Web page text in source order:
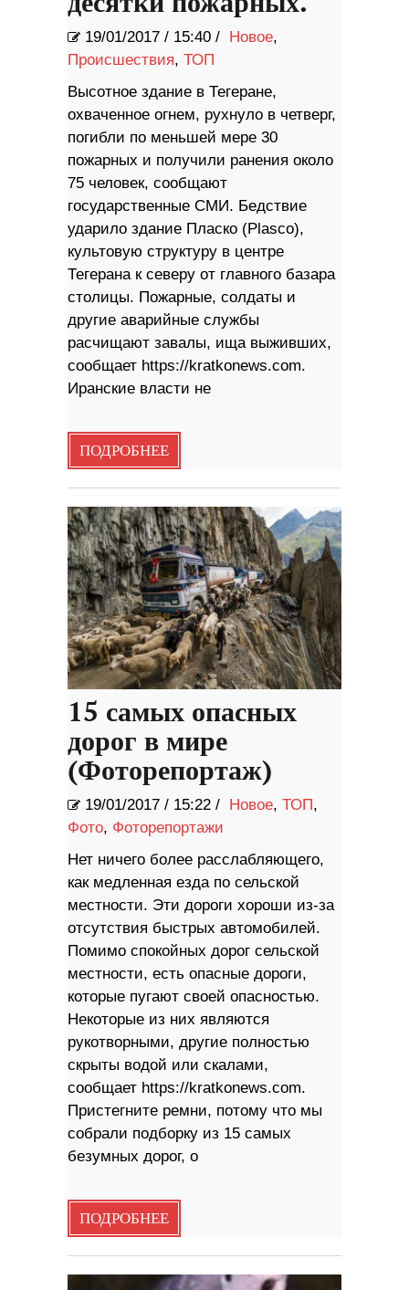
19/01/2017 / 15:40 / Новое,
Происшествия, ТОП
Высотное здание в Тегеране,
охваченное огнем, рухнуло в четверг,
погибли по меньшей мере 30
пожарных и получили ранения около
75 человек, сообщают
государственные СМИ. Бедствие
ударило здание Пласко (Plasco),
культовую структуру в центре
Тегерана к северу от главного базара
столицы. Пожарные, солдаты и
другие аварийные службы
расчищают завалы, ища выживших,
сообщает https://kratkonews.com.
Иранские власти не
ПОДРОБНЕЕ
15 самых опасных
дорог в мире
(Фоторепортаж)
19/01/2017 / 15:22 / Новое, ТОП,
Фото, Фоторепортажи
Нет ничего более расслабляющего,
как медленная езда по сельской
местности. Эти дороги хороши из-за
отсутствия быстрых автомобилей.
Помимо спокойных дорог сельской
местности, есть опасные дороги,
которые пугают своей опасностью.
Некоторые из них являются
рукотворными, другие полностью
скрыты водой или скалами,
сообщает https://kratkonews.com.
Пристегните ремни, потому что мы
собрали подборку из 15 самых
безумных дорог, о
ПОДРОБНЕЕ